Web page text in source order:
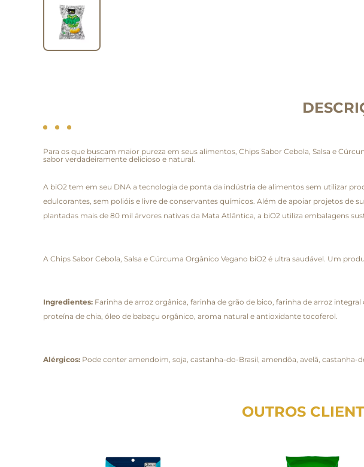
Para os que buscam maior pureza em seus alimentos, Chips Sabor Cebola, Salsa e
sabor verdadeiramente delicioso e natural.
A biO2 tem em seu DNA a tecnologia de ponta da indústria de alimentos sem utilizar
edulcorantes, sem polióis e livre de conservantes químicos. Além de apoiar projetos de
plantadas mais de 80 mil árvores nativas da Mata Atlântica, a biO2 utiliza embalagens
A Chips Sabor Cebola, Salsa e Cúrcuma Orgânico Vegano biO2 é ultra saudável. Um
Ingredientes: Farinha de arroz orgânica, farinha de grão de bico, farinha de arroz
proteína de chia, óleo de babaçu orgânico, aroma natural e antioxidante tocoferol.
Alérgicos: Pode conter amendoim, soja, castanha-do-Brasil, amendôa, avelã, castanha-
OUTROS